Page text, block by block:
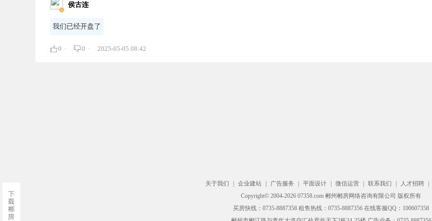
侯古连
我们已经开盘了
0 · 0 · 2025-05-05 08:42
关于我们 企业建站 广告服务 平面设计 微信运营 联系我们 人才招聘
Copyright© 2004-2026 07358.com 郴州郴房网络咨询有限公司 版权所有
买房快线：0735-8887358 租售热线：0735-8887356 在线客服QQ：100607358